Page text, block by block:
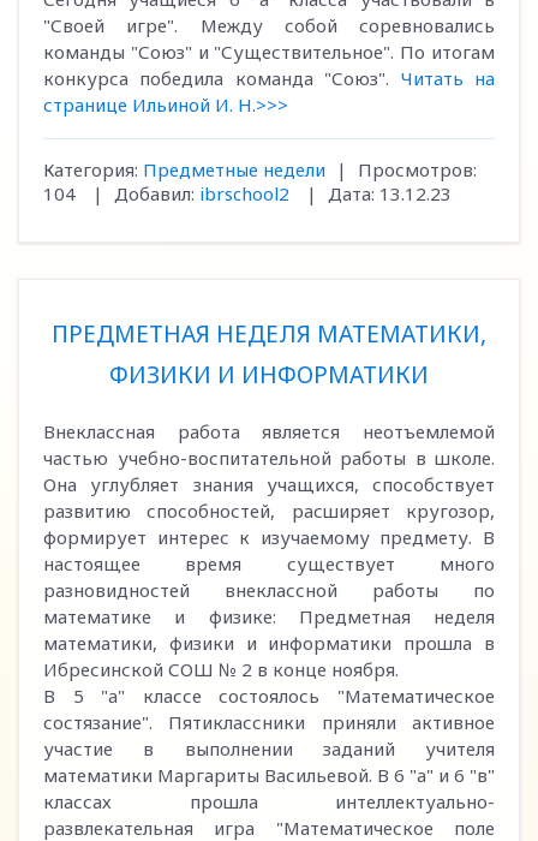
"Своей игре". Между собой соревновались
команды "Союз" и "Существительное". По итогам
конкурса победила команда "Союз". Читать на
странице Ильиной И. Н.>>>
Категория: Предметные недели |
Просмотров:
104
| Добавил: ibrschool2 | Дата: 13.12.23
ПРЕДМЕТНАЯ НЕДЕЛЯ МАТЕМАТИКИ,
ФИЗИКИ И ИНФОРМАТИКИ
Внеклассная работа является неотъемлемой
частью учебно-воспитательной работы в школе.
Она углубляет знания учащихся, способствует
развитию способностей, расширяет кругозор,
формирует интерес к изучаемому предмету. В
настоящее время существует много
разновидностей внеклассной работы по
математике и физике: Предметная неделя
математики, физики и информатики прошла в
Ибресинской СОШ № 2 в конце ноября.
В 5 "а" классе состоялось "Математическое
состязание". Пятиклассники приняли активное
участие в выполнении заданий учителя
математики Маргариты Васильевой. В 6 "а" и 6 "в"
классах прошла интеллектуально-
развлекательная игра "Математическое поле